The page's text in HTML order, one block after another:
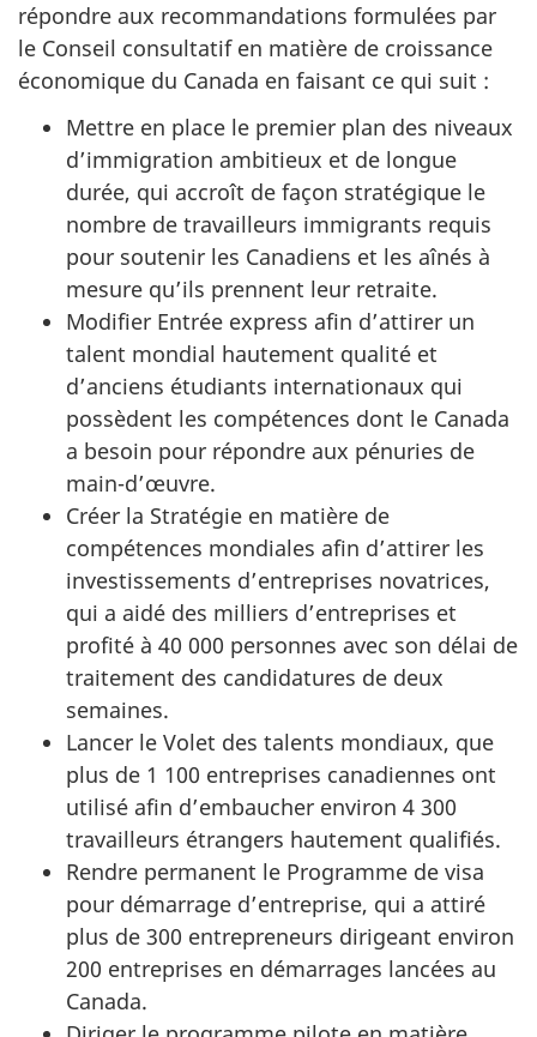
répondre aux recommandations formulées par
le Conseil consultatif en matière de croissance
économique du Canada en faisant ce qui suit :
Mettre en place le premier plan des niveaux
d’immigration ambitieux et de longue
durée, qui accroît de façon stratégique le
nombre de travailleurs immigrants requis
pour soutenir les Canadiens et les aînés à
mesure qu’ils prennent leur retraite.
Modifier Entrée express afin d’attirer un
talent mondial hautement qualité et
d’anciens étudiants internationaux qui
possèdent les compétences dont le Canada
a besoin pour répondre aux pénuries de
main-d’œuvre.
Créer la Stratégie en matière de
compétences mondiales afin d’attirer les
investissements d’entreprises novatrices,
qui a aidé des milliers d’entreprises et
profité à 40 000 personnes avec son délai de
traitement des candidatures de deux
semaines.
Lancer le Volet des talents mondiaux, que
plus de 1 100 entreprises canadiennes ont
utilisé afin d’embaucher environ 4 300
travailleurs étrangers hautement qualifiés.
Rendre permanent le Programme de visa
pour démarrage d’entreprise, qui a attiré
plus de 300 entrepreneurs dirigeant environ
200 entreprises en démarrages lancées au
Canada.